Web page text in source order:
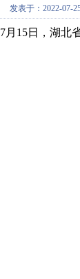
发表于：2022-07-
7月15日，湖北